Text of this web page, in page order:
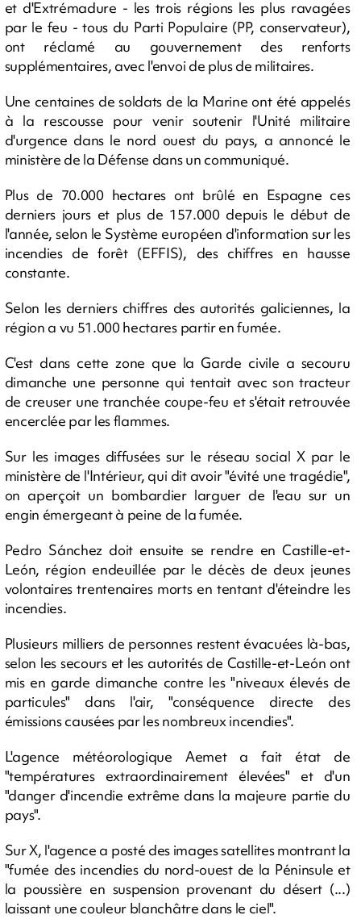
et d'Extrémadure - les trois régions les plus ravagées
par le feu - tous du Parti Populaire (PP, conservateur),
ont réclamé au gouvernement des renforts
supplémentaires, avec l'envoi de plus de militaires.
Une centaines de soldats de la Marine ont été appelés
à la rescousse pour venir soutenir l'Unité militaire
d'urgence dans le nord ouest du pays, a annoncé le
ministère de la Défense dans un communiqué.
Plus de 70.000 hectares ont brûlé en Espagne ces
derniers jours et plus de 157.000 depuis le début de
l'année, selon le Système européen d'information sur les
incendies de forêt (EFFIS), des chiffres en hausse
constante.
Selon les derniers chiffres des autorités galiciennes, la
région a vu 51.000 hectares partir en fumée.
C'est dans cette zone que la Garde civile a secouru
dimanche une personne qui tentait avec son tracteur
de creuser une tranchée coupe-feu et s'était retrouvée
encerclée par les flammes.
Sur les images diffusées sur le réseau social X par le
ministère de l'Intérieur, qui dit avoir "évité une tragédie",
on aperçoit un bombardier larguer de l'eau sur un
engin émergeant à peine de la fumée.
Pedro Sánchez doit ensuite se rendre en Castille-et-
León, région endeuillée par le décès de deux jeunes
volontaires trentenaires morts en tentant d'éteindre les
incendies.
Plusieurs milliers de personnes restent évacuées là-bas,
selon les secours et les autorités de Castille-et-León ont
mis en garde dimanche contre les "niveaux élevés de
particules" dans l'air, "conséquence directe des
émissions causées par les nombreux incendies".
L'agence météorologique Aemet a fait état de
"températures extraordinairement élevées" et d'un
"danger d'incendie extrême dans la majeure partie du
pays".
Sur X, l'agence a posté des images satellites montrant la
"fumée des incendies du nord-ouest de la Péninsule et
la poussière en suspension provenant du désert (...)
laissant une couleur blanchâtre dans le ciel".